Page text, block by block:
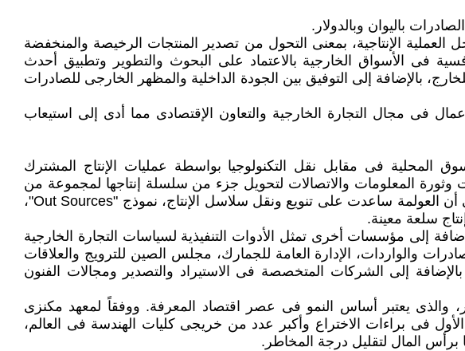
باليوان وبالدولار.
الإنتاجية، بمعنى التحول من تصدير المنتجات الرخيصة والمنخفضة
فى الأسواق الخارجية بالاعتماد على البحوث والتطوير وتطبيق أحدث
بالإضافة إلى التوفيق بين الجودة الداخلية والمظهر الخارجى للصادرات
فى مجال التجارة الخارجية والتعاون الإقتصادى مما أدى إلى استيعاب
المحلية فى مقابل نقل التكنولوجيا بواسطة عمليات الإنتاج المشترك
المعلومات والاتصالات لتحويل جزء من سلسلة إنتاجها لمجموعة من
الدول تحت مسمى شبكات الإنتاج الدولية، خاصة فى صناعة السيارات والإلكترونيات والمنسوجات. بمعنى أن العولمة ساعدت على تنويع ونقل سلاسل الإنتاج، نموذج "Out Sources"،
سلعة معينة.
إلى مؤسسات أخرى تمثل الأدوات التنفيذية لسياسات التجارة الخارجية
والواردات، الإدارة العامة للجمارك، مجلس الصين للترويج والعلاقات
إلى الشركات المتخصصة فى الاستيراد والتصدير ومجالات الفنون
والذى يعتبر أساس النمو فى عصر اقتصاد المعرفة. ووفقاً لمعهد مكنزى
فى براءات الاختراع وأكبر عدد من خريجى كليات الهندسة فى العالم،
برأس المال لتقليل درجة المخاطر.